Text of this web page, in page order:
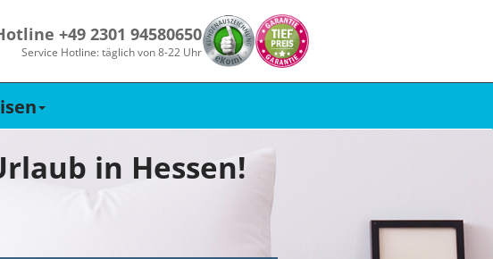
+49 2301 94580650
Service Hotline: täglich von 8-22 Uhr
in Hessen!